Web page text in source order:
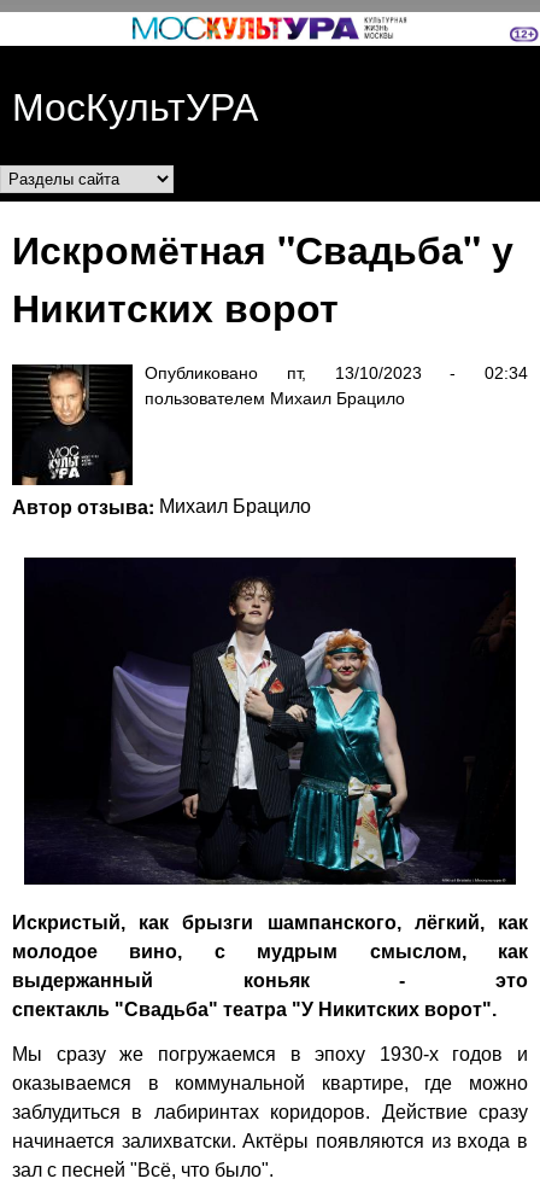
Перейти к основному
МосКультУРА
Разделы сайта
Искромётная "Свадьба" у
Никитских ворот
Опубликовано пт, 13/10/2023 - 02:34
пользователем Михаил Брацило
Автор отзыва: Михаил Брацило
Искристый, как брызги шампанского, лёгкий, как
молодое вино, с мудрым смыслом, как
выдержанный коньяк - это
спектакль "Свадьба" театра "У Никитских ворот".
Мы сразу же погружаемся в эпоху 1930-х годов и
оказываемся в коммунальной квартире, где можно
заблудиться в лабиринтах коридоров. Действие сразу
начинается залихватски. Актёры появляются из входа в
зал с песней "Всё, что было".